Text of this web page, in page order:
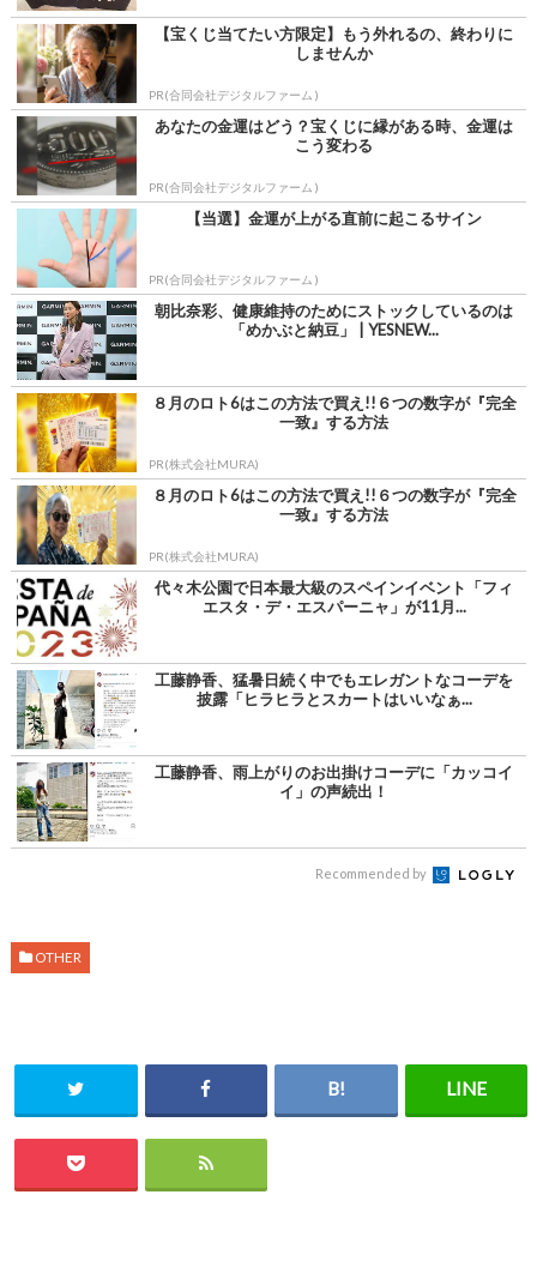
【宝くじ当てたい方限定】もう外れるの、終わりに
しませんか
PR(合同会社デジタルファーム )
あなたの金運はどう？宝くじに縁がある時、金運は
こう変わる
PR(合同会社デジタルファーム )
【当選】金運が上がる直前に起こるサイン
PR(合同会社デジタルファーム )
朝比奈彩、健康維持のためにストックしているのは
「めかぶと納豆」 | YESNEW...
８月のロト6はこの方法で買え!!６つの数字が『完全
一致』する方法
PR(株式会社MURA)
８月のロト6はこの方法で買え!!６つの数字が『完全
一致』する方法
PR(株式会社MURA)
代々木公園で日本最大級のスペインイベント「フィ
エスタ・デ・エスパーニャ」が11月...
工藤静香、猛暑日続く中でもエレガントなコーデを
披露「ヒラヒラとスカートはいいなぁ...
工藤静香、雨上がりのお出掛けコーデに「カッコイ
イ」の声続出！
Recommended by
OTHER